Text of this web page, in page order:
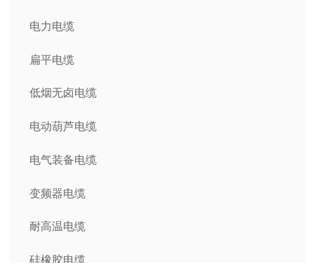
电力电缆
扁平电缆
低烟无卤电缆
电动葫芦电缆
电气装备电缆
变频器电缆
耐高温电缆
硅橡胶电缆